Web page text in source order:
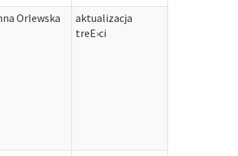
Orlewska
aktualizacja
treЕ›ci